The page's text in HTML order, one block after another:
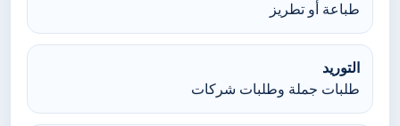
طباعة أو تطريز
التوريد
طلبات جملة وطلبات شركات